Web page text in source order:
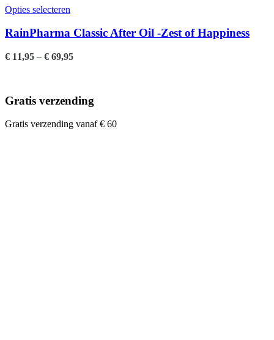
Opties selecteren
RainPharma Classic After Oil -Zest of Happiness
€ 11,95 – € 69,95
Gratis verzending
Gratis verzending vanaf € 60